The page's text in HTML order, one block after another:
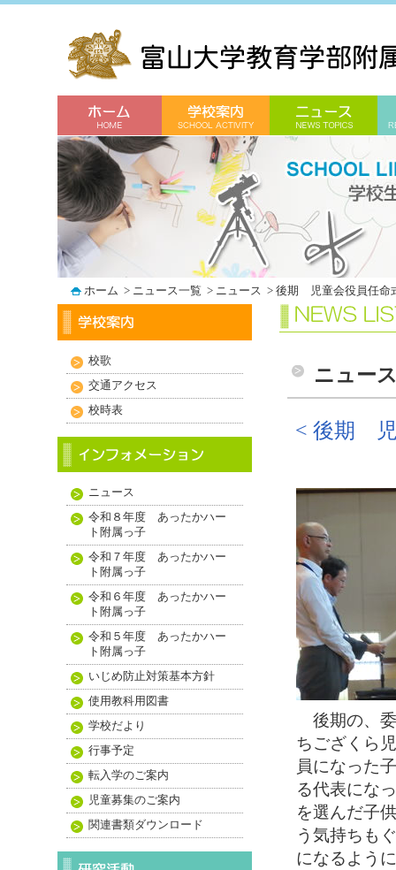
ホーム > ニュース一覧 > ニュース > 後期 児童会役員任命
ニュー
< 後期 児
後期の、委
ちござくら
員になった
る代表にな
を選んだ子
う気持ちも
になるよう
校歌
交通アクセス
校時表
ニュース
令和８年度 あったかハー
ト附属っ子
令和７年度 あったかハー
ト附属っ子
令和６年度 あったかハー
ト附属っ子
令和５年度 あったかハー
ト附属っ子
いじめ防止対策基本方針
使用教科用図書
学校だより
行事予定
転入学のご案内
児童募集のご案内
関連書類ダウンロード